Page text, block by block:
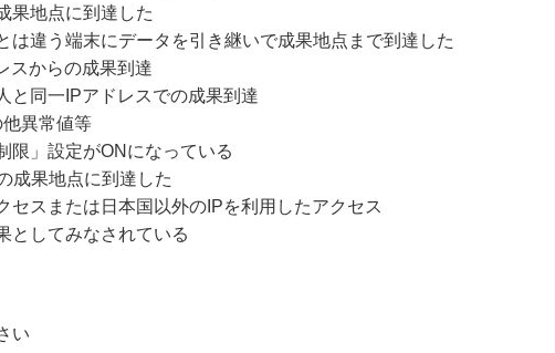
果地点に到達した
は違う端末にデータを引き継いで成果地点まで到達した
スからの成果到達
と同一IPアドレスでの成果到達
他異常値等
限」設定がONになっている
成果地点に到達した
セスまたは日本国以外のIPを利用したアクセス
としてみなされている
い